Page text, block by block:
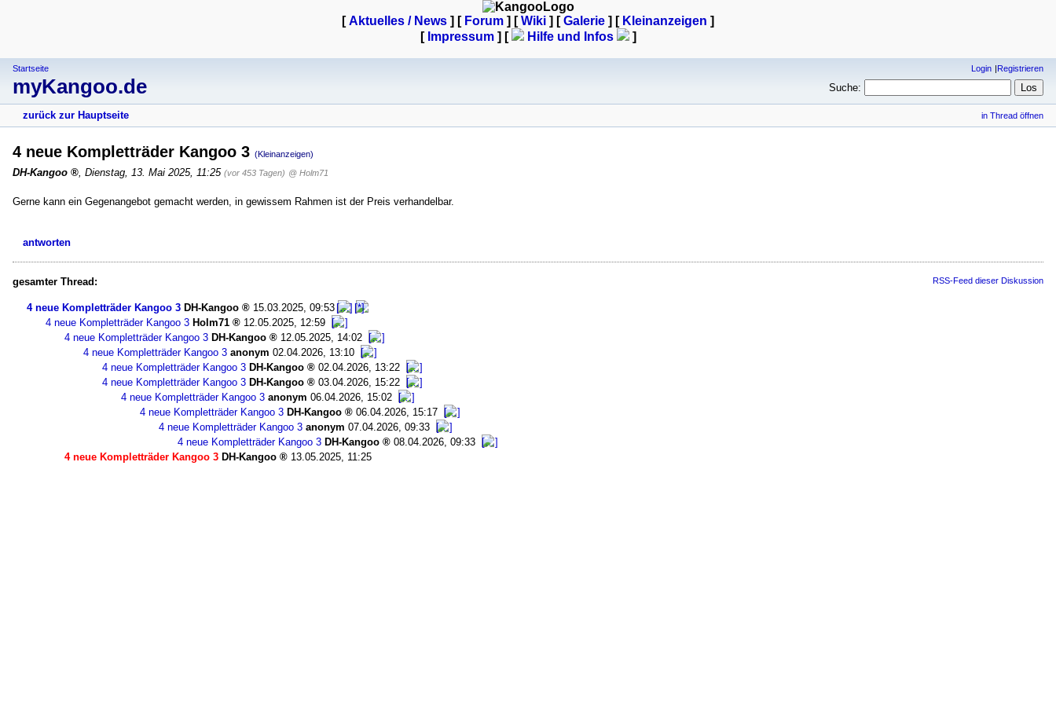
[Aktuelles / News ] [ Forum ] [Wiki ] [Galerie ] [ Kleinanzeigen ]
[ Impressum] [ Hilfe und Infos ]
Startseite
myKangoo.de
Login Registrieren
Suche:
zurück zur Hauptseite in Thread öffnen
4 neue Kompletträder Kangoo 3 (Kleinanzeigen)
DH-Kangoo , Dienstag, 13. Mai 2025, 11:25 (vor 453 Tagen) @ Holm71
Gerne kann ein Gegenangebot gemacht werden, in gewissem Rahmen ist der Preis verhandelbar.
antworten
gesamter Thread: RSS-Feed dieser Diskussion
4 neue Kompletträder Kangoo 3 DH-Kangoo
15.03.2025, 09:53
4 neue Kompletträder Kangoo 3 Holm71
12.05.2025, 12:59
4 neue Kompletträder Kangoo 3 DH-Kangoo
12.05.2025, 14:02
4 neue Kompletträder Kangoo 3 anonym 02.04.2026, 13:10
4 neue Kompletträder Kangoo 3 DH-Kangoo
02.04.2026, 13:22
4 neue Kompletträder Kangoo 3 DH-Kangoo
03.04.2026, 15:22
4 neue Kompletträder Kangoo 3 anonym 06.04.2026, 15:02
4 neue Kompletträder Kangoo 3 DH-Kangoo
06.04.2026, 15:17
4 neue Kompletträder Kangoo 3 anonym 07.04.2026, 09:33
4 neue Kompletträder Kangoo 3 DH-Kangoo
08.04.2026, 09:33
4 neue Kompletträder Kangoo 3 DH-Kangoo 13.05.2025, 11:25